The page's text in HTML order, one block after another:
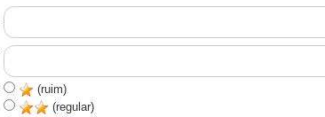
(ruim)
(regular)